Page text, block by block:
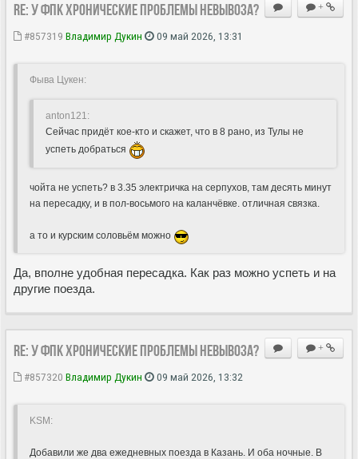
+
Re: У ФПК хронические проблемы невывоза?
#857319 Владимир Дукин 09 май 2026, 13:31
Фыва Цукен:
anton121:
Сейчас придёт кое-кто и скажет, что в 8 рано, из Тулы не
успеть добраться
чойта не успеть? в 3.35 электричка на серпухов, там десять минут
на пересадку, и в пол-восьмого на каланчёвке. отличная связка.
а то и курским соловьём можно
Да, вполне удобная пересадка. Как раз можно успеть и на
другие поезда.
+
Re: У ФПК хронические проблемы невывоза?
#857320 Владимир Дукин 09 май 2026, 13:32
KSM:
Добавили же два ежедневных поезда в Казань. И оба ночные. В